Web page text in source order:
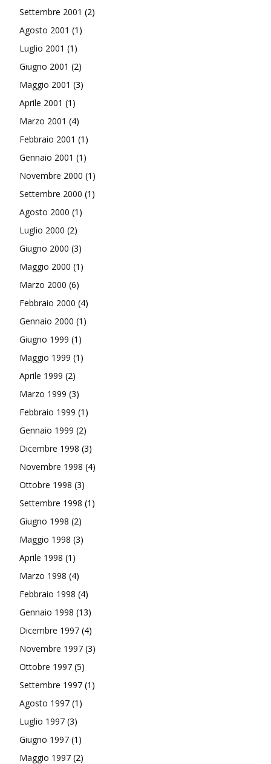
Settembre 2001 (2)
Agosto 2001 (1)
Luglio 2001 (1)
Giugno 2001 (2)
Maggio 2001 (3)
Aprile 2001 (1)
Marzo 2001 (4)
Febbraio 2001 (1)
Gennaio 2001 (1)
Novembre 2000 (1)
Settembre 2000 (1)
Agosto 2000 (1)
Luglio 2000 (2)
Giugno 2000 (3)
Maggio 2000 (1)
Marzo 2000 (6)
Febbraio 2000 (4)
Gennaio 2000 (1)
Giugno 1999 (1)
Maggio 1999 (1)
Aprile 1999 (2)
Marzo 1999 (3)
Febbraio 1999 (1)
Gennaio 1999 (2)
Dicembre 1998 (3)
Novembre 1998 (4)
Ottobre 1998 (3)
Settembre 1998 (1)
Giugno 1998 (2)
Maggio 1998 (3)
Aprile 1998 (1)
Marzo 1998 (4)
Febbraio 1998 (4)
Gennaio 1998 (13)
Dicembre 1997 (4)
Novembre 1997 (3)
Ottobre 1997 (5)
Settembre 1997 (1)
Agosto 1997 (1)
Luglio 1997 (3)
Giugno 1997 (1)
Maggio 1997 (2)